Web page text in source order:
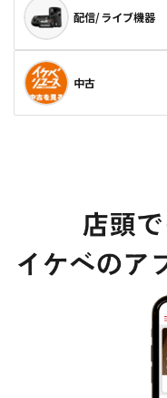
配信/ライブ機器
中古